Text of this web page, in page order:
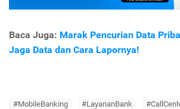
Baca Juga: Marak Pencurian Data
Jaga Data dan Cara Lapornya!
#MobileBanking #LayananBank